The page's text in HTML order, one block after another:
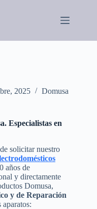
2025 Domusa
Especialistas en
solicitar nuestro
años de
y directamente
Domusa,
y de Reparación
aparatos: